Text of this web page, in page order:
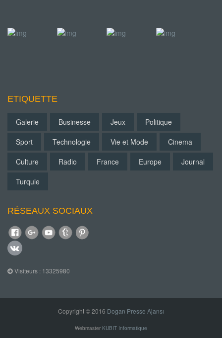
ETIQUETTE
Galerie Businesse Jeux
Politique
Sport
Technologie Vie et Mode
Cinema
Culture
Radio France Europe
Journal
Turquie
RÉSEAUX SOCIAUX
Visiteurs : 13325980
Copyright © 2016 Dogan Presse Ajansı
Webmaster KUBIT Informatique